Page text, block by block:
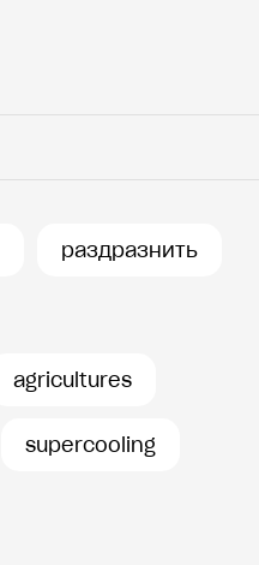
раздразнить
agricultures
supercooling